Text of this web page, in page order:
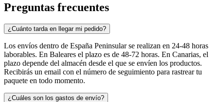
Preguntas frecuentes
¿Cuánto tarda en llegar mi pedido?
Los envíos dentro de España Peninsular se realizan en 24-48 horas
laborables. En Baleares el plazo es de 48-72 horas. En Canarias, el
plazo depende del almacén desde el que se envíen los productos.
Recibirás un email con el número de seguimiento para rastrear tu
paquete en todo momento.
¿Cuáles son los gastos de envío?